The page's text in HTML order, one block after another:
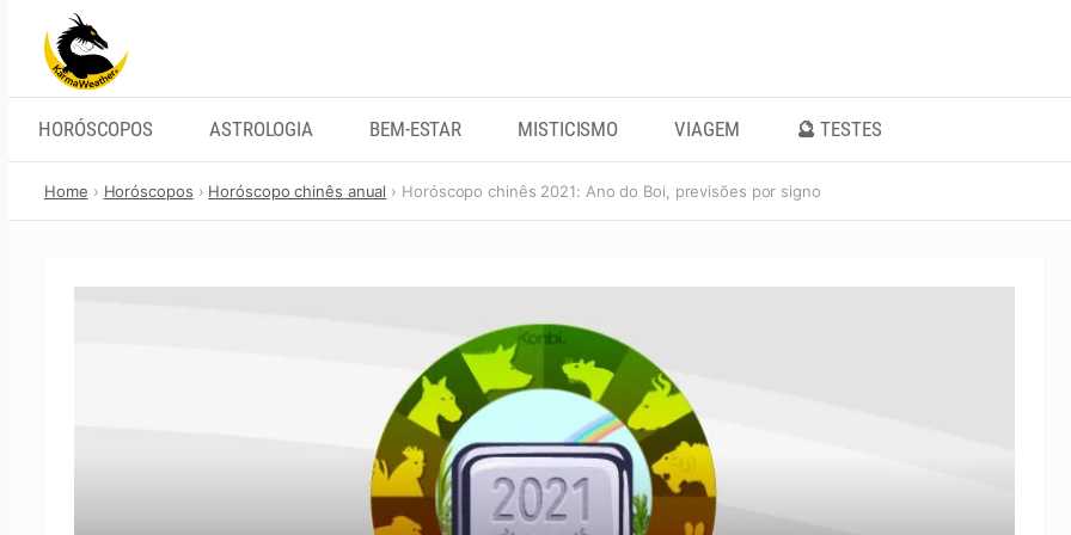
content
HORÓSCOPOS ASTROLOGIA BEM-ESTAR MISTICISMO VIAGEM 🔮 TESTES
Home Horóscopos Horóscopo chinês anual Horóscopo chinês 2021: Ano do Boi, previsões por signo